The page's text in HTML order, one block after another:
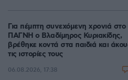
Για πέμπτη συνεχόμενη χρονιά στο
ΠΑΓΝΗ ο Βλαδίμηρος Κυριακίδης,
βρέθηκε κοντά στα παιδιά και
τις ιστορίες τους
06.08.2026, 17:38